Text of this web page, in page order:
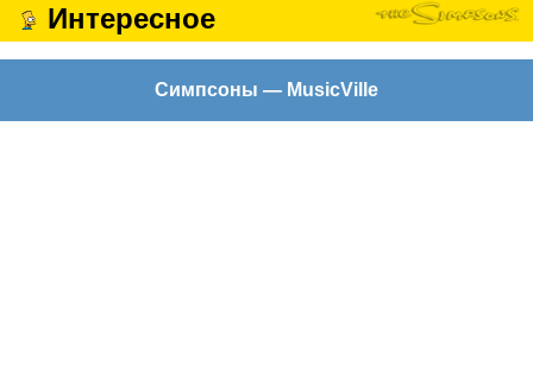
Интересное
Симпсоны — MusicVille